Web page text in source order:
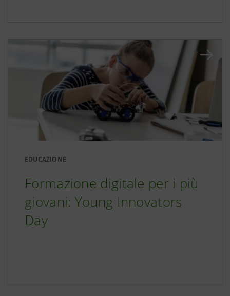
EDUCAZIONE
Formazione digitale per i più
giovani: Young Innovators
Day